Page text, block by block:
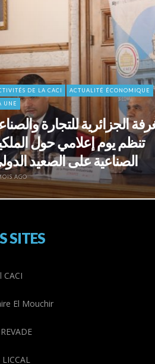
DE LA CACI
ACTUALITÉ ÉCONOMIQUE
UNE
الجزائرية للتجارة
تنظم يوم إعلامي حول
الصناعية على الصعيد
AGO
SITES
CACI
El Mouchir